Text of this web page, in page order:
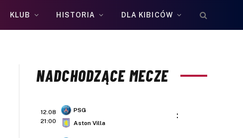
KLUB HISTORIA DLA KIBICÓW
NADCHODZĄCE MECZE
12.08
21:00
PSG
Aston Villa
: